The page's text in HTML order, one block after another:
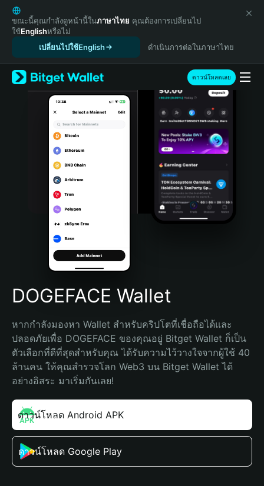
English
日本語
Tiếng Việt
Español (Latinoamérica)
Türkçe
Italiano
Português (Portugal)
Bahasa Indonesia
Português (Brasil)
Español (Argentina)
ขณะนี้คุณกำลังดูหน้านี้ในภาษาไทย คุณต้องการเปลี่ยนไป
ใช้Englishหรือไม่
เปลี่ยนไปใช้English
ดำเนินการต่อในภาษาไทย
ดาวน์โหลดเลย
DOGEFACE Wallet
หากกำลังมองหา Wallet สำหรับคริปโตที่เชื่อถือได้และ
ปลอดภัยเพื่อ DOGEFACE ของคุณอยู่ Bitget Wallet ก็เป็น
ตัวเลือกที่ดีที่สุดสำหรับคุณ ได้รับความไว้วางใจจากผู้ใช้ 40
ล้านคน ให้คุณสำรวจโลก Web3 บน Bitget Wallet ได้
อย่างอิสระ มาเริ่มกันเลย!
ดาวน์โหลด Android APK
ดาวน์โหลด Google Play